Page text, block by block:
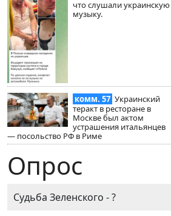
что слушали украинскую
музыку.
комм. 57 Украинский
теракт в ресторане в
Москве был актом
устрашения итальянцев
— посольство РФ в Риме
Опрос
Судьба Зеленского - ?